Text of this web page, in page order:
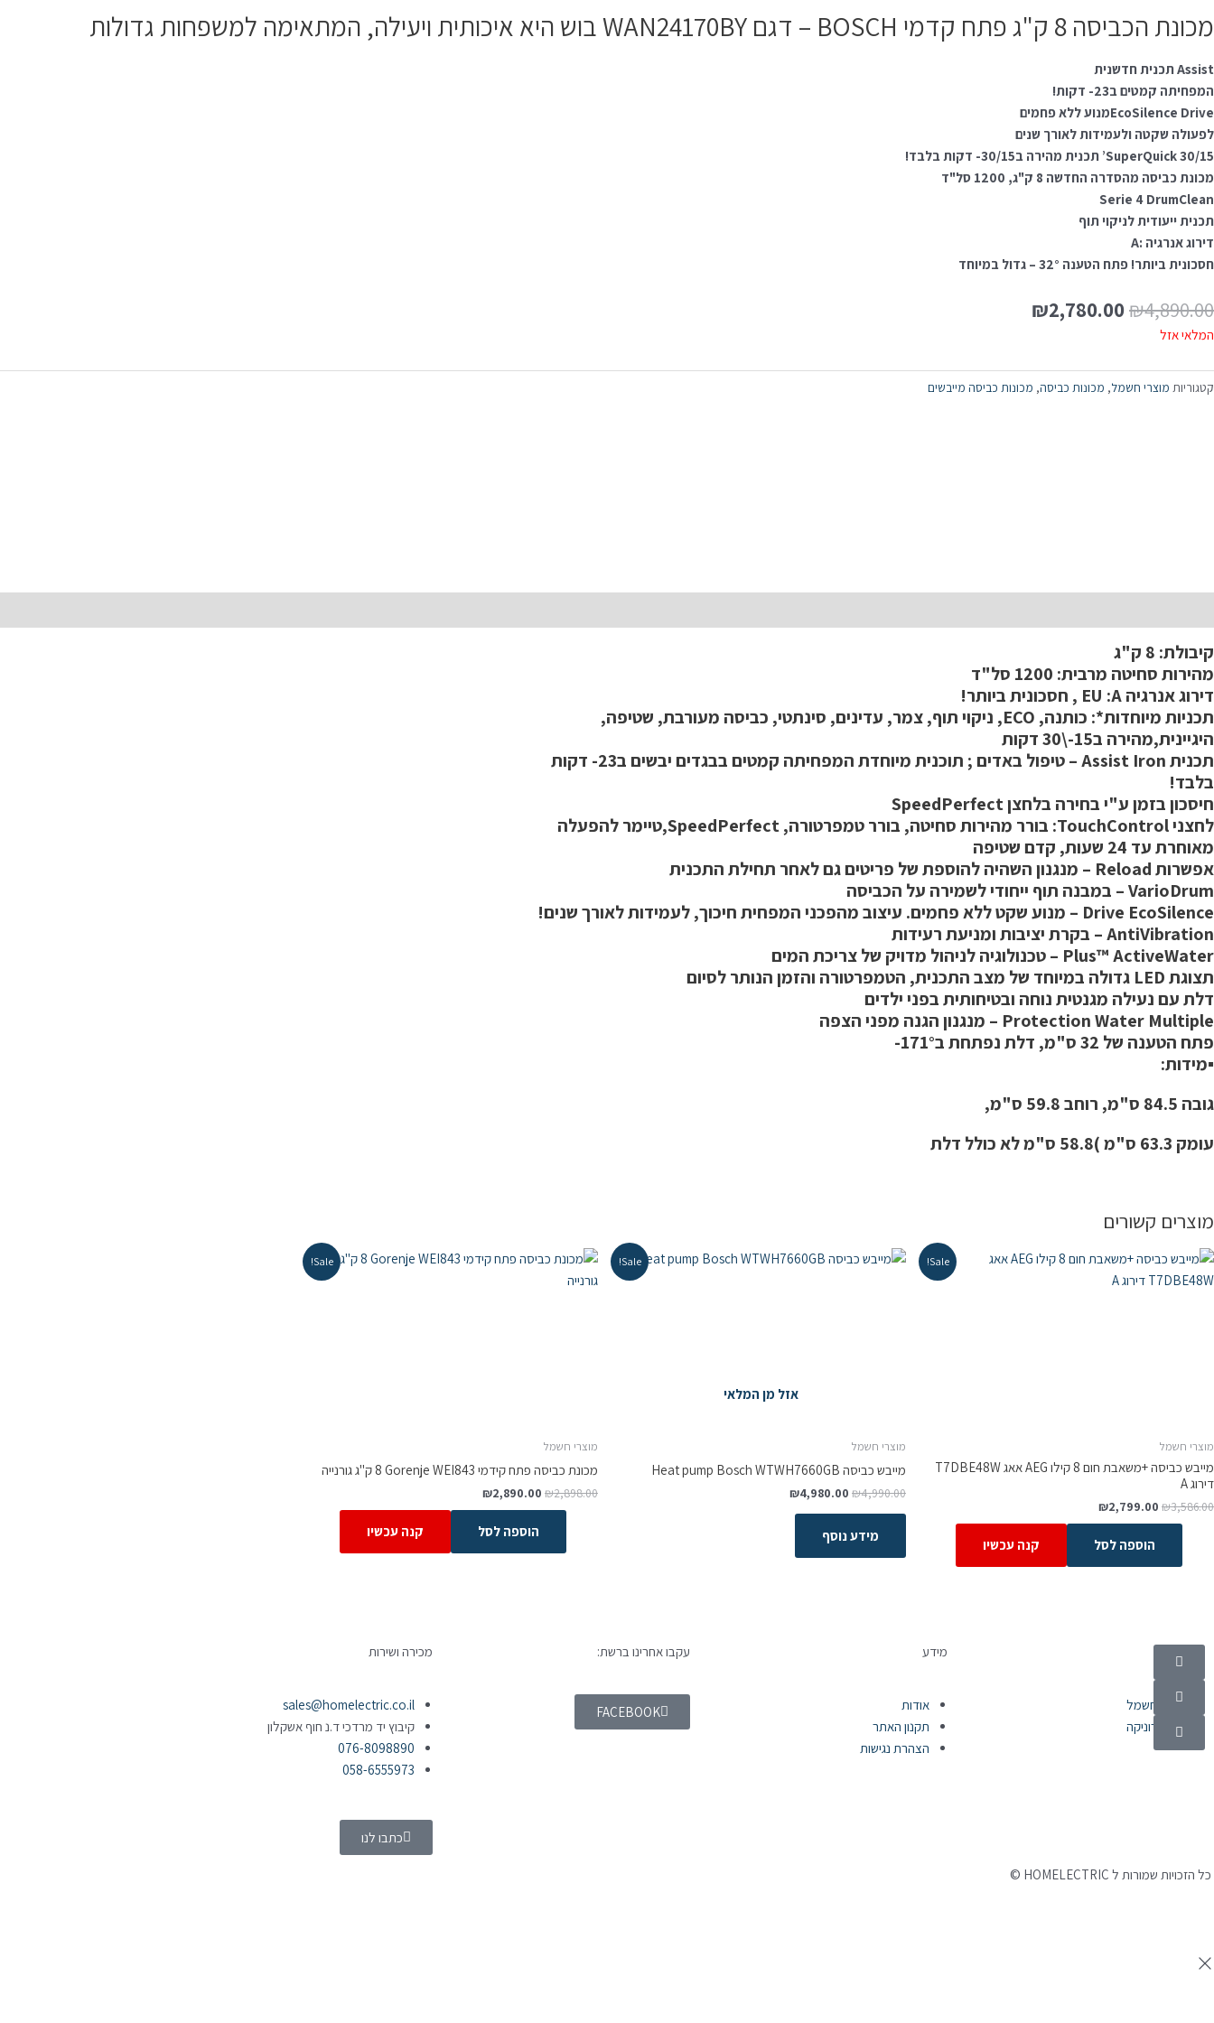
מכונת הכביסה 8 ק"ג פתח קדמי BOSCH – דגם WAN24170BY בוש היא איכותית ויעילה, המתאימה למשפחות גדולות
Assist תכנית חדשנית
המפחיתה קמטים ב23- דקות!
EcoSilence Driveמנוע ללא פחמים
לפעולה שקטה ולעמידות לאורך שנים
SuperQuick 30/15’ תכנית מהירה ב30/15- דקות בלבד!
מכונת כביסה מהסדרה החדשה 8 ק"ג, 1200 סל"ד
Serie 4 DrumClean
תכנית ייעודית לניקוי תוף
דירוג אנרגיה :A
חסכונית ביותר! פתח הטענה 32° – גדול במיוחד
₪4,890.00
₪2,780.00
המלאי אזל
קטגוריות מוצרי חשמל, מכונות כביסה, מכונות כביסה מייבשים
קיבולת: 8 ק"ג
מהירות סחיטה מרבית: 1200 סל"ד
דירוג אנרגיה EU :A , חסכונית ביותר!
תכניות מיוחדות*: כותנה, ECO, ניקוי תוף, צמר, עדינים, סינתטי, כביסה מעורבת, שטיפה,
היגיינית,מהירה ב15-\30 דקות
תכנית Assist Iron – טיפול באדים ; תוכנית מיוחדת המפחיתה קמטים בבגדים יבשים ב23- דקות
בלבד!
חיסכון בזמן ע"י בחירה בלחצן SpeedPerfect
לחצני TouchControl: בורר מהירות סחיטה, בורר טמפרטורה, SpeedPerfect,טיימר להפעלה
מאוחרת עד 24 שעות, קדם שטיפה
אפשרות Reload – מנגנון השהיה להוספת של פריטים גם לאחר תחילת התכנית
VarioDrum – במבנה תוף ייחודי לשמירה על הכביסה
Drive EcoSilence – מנוע שקט ללא פחמים. עיצוב מהפכני המפחית חיכוך, לעמידות לאורך שנים!
AntiVibration – בקרת יציבות ומניעת רעידות
Plus™ ActiveWater – טכנולוגיה לניהול מדויק של צריכת המים
תצוגת LED גדולה במיוחד של מצב התכנית, הטמפרטורה והזמן הנותר לסיום
דלת עם נעילה מגנטית נוחה ובטיחותית בפני ילדים
Protection Water Multiple – מנגנון הגנה מפני הצפה
פתח הטענה של 32 ס"מ, דלת נפתחת ב171°-
▪מידות:
גובה 84.5 ס"מ, רוחב 59.8 ס"מ,
עומק 63.3 ס"מ )58.8 ס"מ לא כולל דלת
מוצרים קשורים
Sale!
מוצרי חשמל
מייבש כביסה +משאבת חום 8 קילו AEG אאג T7DBE48W
דירוג A
₪3,586.00
₪2,799.00
הוספה לסל קנה עכשיו
Sale!
אזל מן המלאי
מוצרי חשמל
מייבש כביסה Heat pump Bosch WTWH7660GB
₪4,990.00
₪4,980.00
מידע נוסף
Sale!
מוצרי חשמל
מכונת כביסה ‏פתח קידמי Gorenje WEI843 ‏8 ‏ק"ג גורנייה
₪2,898.00
₪2,890.00
הוספה לסל קנה עכשיו
קטגוריות
מוצרי חשמל
אלקטרוניקה
מידע
אודות
תקנון האתר
הצהרת נגישות
עקבו אחרינו ברשת:
FACEBOOK
מכירה ושירות
sales@homelectric.co.il
קיבוץ יד מרדכי ד.נ חוף אשקלון
076-8098890
058-6555973
כתבו לנו
כל הזכויות שמורות ל HOMELECTRIC ©